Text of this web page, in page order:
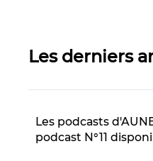
Les derniers
Les podcasts
podcast N°11